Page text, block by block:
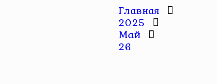
Главная
2025
Май
26